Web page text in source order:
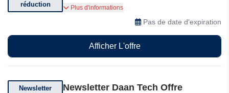
réduction
20% de réduction sur le premier mois
d'abonnement à la cassette
Plus d'informations
Pas de date d'expiration
Afficher L'offre
Newsletter
Newsletter Daan Tech Offre